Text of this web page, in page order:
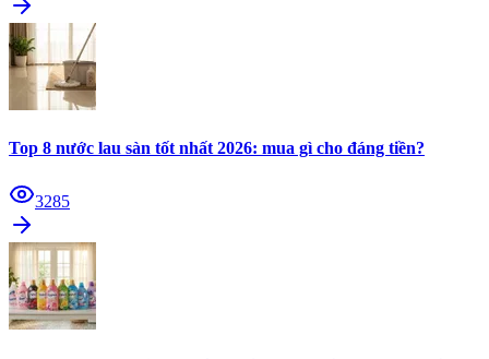
Top 8 nước lau sàn tốt nhất 2026: mua gì cho đáng tiền?
3285